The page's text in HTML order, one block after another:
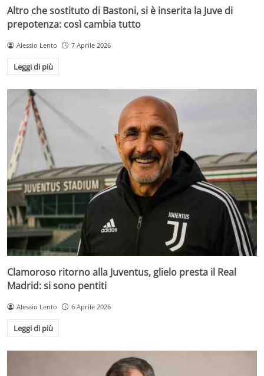
Altro che sostituto di Bastoni, si è inserita la Juve di
prepotenza: così cambia tutto
Alessio Lento 7 Aprile 2026
Leggi di più
Clamoroso ritorno alla Juventus, glielo presta il Real
Madrid: si sono pentiti
Alessio Lento 6 Aprile 2026
Leggi di più